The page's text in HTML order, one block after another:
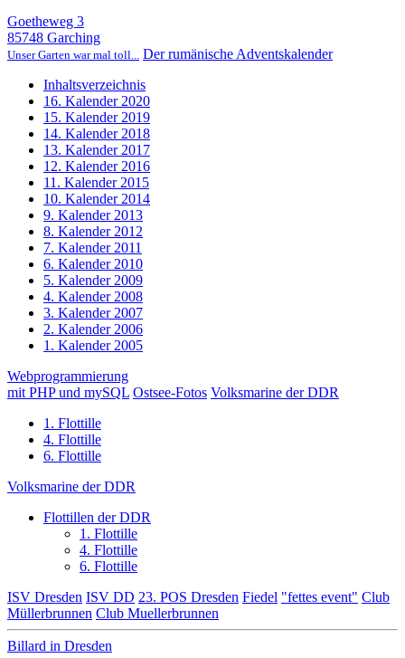
Goetheweg 3
85748 Garching
Unser Garten war mal toll... Der rumänische Adventskalender
Inhaltsverzeichnis
16. Kalender 2020
15. Kalender 2019
14. Kalender 2018
13. Kalender 2017
12. Kalender 2016
11. Kalender 2015
10. Kalender 2014
9. Kalender 2013
8. Kalender 2012
7. Kalender 2011
6. Kalender 2010
5. Kalender 2009
4. Kalender 2008
3. Kalender 2007
2. Kalender 2006
1. Kalender 2005
Webprogrammierung
mit PHP und mySQL Ostsee-Fotos Volksmarine der DDR
1. Flottille
4. Flottille
6. Flottille
Volksmarine der DDR
Flottillen der DDR
1. Flottille
4. Flottille
6. Flottille
ISV Dresden ISV DD 23. POS Dresden Fiedel "fettes event" Club
Müllerbrunnen Club Muellerbrunnen
Billard in Dresden